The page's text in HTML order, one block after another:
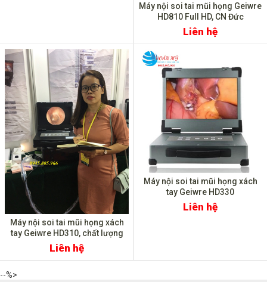
Máy nội soi tai mũi họng Geiwre
HD810 Full HD, CN Đức
Liên hệ
Máy nội soi tai mũi họng xách
tay Geiwre HD310, chất lượng
HD, CN Đức
Liên hệ
Máy nội soi tai mũi họng xách
tay Geiwre HD330
Liên hệ
--%>